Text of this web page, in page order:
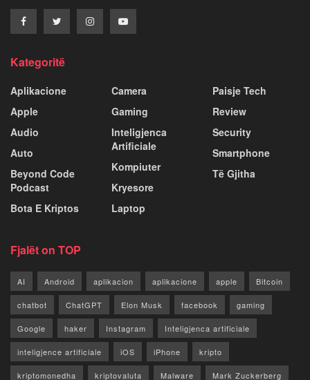
Kategoritë
Aplikacione
Apple
Audio
Auto
Beyond Code
Podcast
Bota E Kriptos
Camera
Gaming
Inteligjenca
Artificiale
Kompiuter
Kryesore
Laptop
Paisje Tech
Review
Security
Smartphone
Të Gjitha
Fjalët on TOP
AI Android aplikacion aplikacione apple Bitcoin
chatbot ChatGPT Elon Musk facebook gaming
Google haker Instagram Inteligjenca artificiale
inteligjence artificiale iOS iPhone kripto
kriptomonedha kriptovaluta Malware Mark Zuckerberg